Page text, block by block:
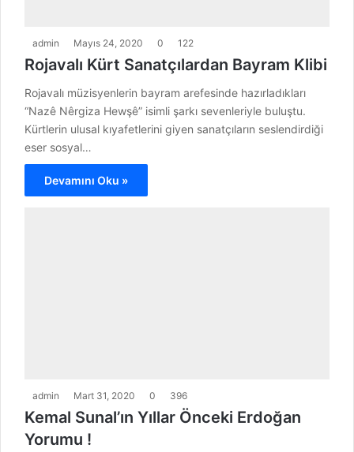
admin Mayıs 24, 2020 0 122
Rojavalı Kürt Sanatçılardan Bayram Klibi
Rojavalı müzisyenlerin bayram arefesinde hazırladıkları
“Nazê Nêrgiza Hewşê” isimli şarkı sevenleriyle buluştu.
Kürtlerin ulusal kıyafetlerini giyen sanatçıların seslendirdiği
eser sosyal…
Devamını Oku »
admin Mart 31, 2020 0 396
Kemal Sunal’ın Yıllar Önceki Erdoğan
Yorumu !